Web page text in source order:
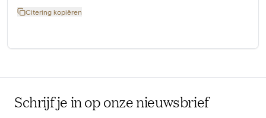
Citering kopiëren
Schrijf je in op onze nieuwsbrief